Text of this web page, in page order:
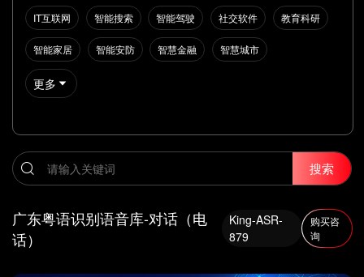
IT互联网 智能搜索 智能驾驶 社交软件 教育科研
智能家居 智能安防 智慧金融 智慧城市
更多
搜索
广东粤语识别语音库-对话（电
话）
King-ASR-
879
购买咨
询